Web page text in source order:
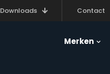
Downloads Contact
Merken